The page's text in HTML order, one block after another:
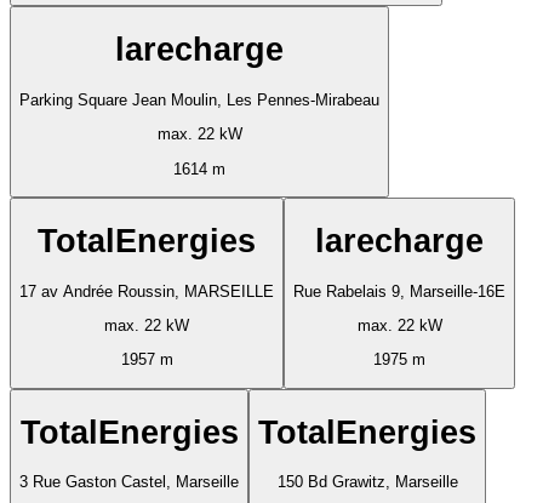
larecharge
Parking Square Jean Moulin, Les Pennes-Mirabeau
max. 22 kW
1614 m
TotalEnergies
17 av Andrée Roussin, MARSEILLE
max. 22 kW
1957 m
larecharge
Rue Rabelais 9, Marseille-16E
max. 22 kW
1975 m
TotalEnergies
3 Rue Gaston Castel, Marseille
TotalEnergies
150 Bd Grawitz, Marseille